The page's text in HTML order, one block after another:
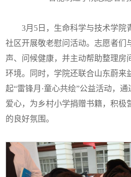
3月5日，生命科学与技术学院
社区开展敬老慰问活动。志愿者们
声、问候健康，并主动帮助整理房
环境。同时，学院还联合山东蔚来
起“雷锋月·童心共绘”公益活动，
爱心，为乡村小学捐赠书籍，积极
的良好氛围。